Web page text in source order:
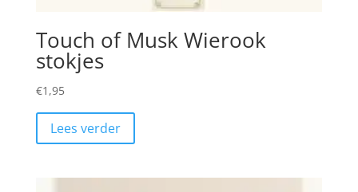
Touch of Musk Wierook
stokjes
€1,95
Lees verder